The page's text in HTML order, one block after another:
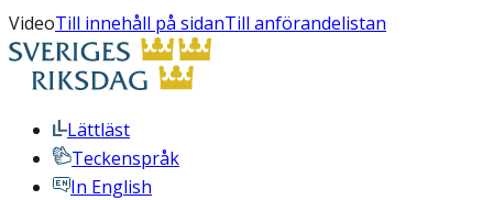
VideoTill innehåll på sidanTill anförandelistan
Lättläst
Teckenspråk
In English